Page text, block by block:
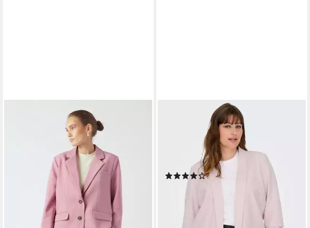
Longblazer YASREEMAJ LS
BLAZER NOOS
ab 72,99 €
UVP 89,99 €
lieferbar - in 1-2 Werktagen bei dir
ONLY CARMAKOMA
Kurzblazer CARELLY 3/4
LIFE BLAZER WVN
Kunstfaser mit Stretch
(25)
44,99 €